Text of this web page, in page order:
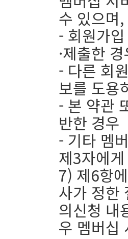
수 있으며
- 회원가
·제출한
- 다른 회
보를 도용
- 본 약관
반한 경우
- 기타 멤
제3자에
7) 제6항
사가 정한
의신청 내
우 멤버십